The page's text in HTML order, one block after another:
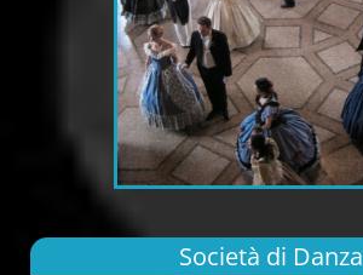
Società di Danza